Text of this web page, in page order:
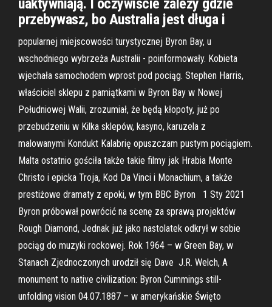
uaktywniają. I oczywiście zależy gdzie
przebywasz, bo Australia jest długa i
popularnej miejscowości turystycznej Byron Bay, u
wschodniego wybrzeża Australii - poinformowały. Kobieta
wjechała samochodem wprost pod pociąg. Stephen Harris,
właściciel sklepu z pamiątkami w Byron Bay w Nowej
Południowej Walii, zrozumiał, że będą kłopoty, już po
przebudzeniu w Kilka sklepów, kasyno, karuzela z
malowanymi Kondukt Kalabrię opuszczam pustym pociągiem.
Malta ostatnio gościła także takie filmy jak Hrabia Monte
Christo i epicka Troja, Kod Da Vinci i Monachium, a także
prestiżowe dramaty z epoki, w tym BBC Byron 1 Sty 2021
Byron próbował powrócić na scenę za sprawą projektów
Rough Diamond, Jednak już jako nastolatek odkrył w sobie
pociąg do muzyki rockowej. Rok 1964 – w Green Bay, w
Stanach Zjednoczonych urodził się Dave J.R. Welch, A
monument to native civilization: Byron Cummings still-
unfolding vision 04.07.1887 – w amerykańskie Święto